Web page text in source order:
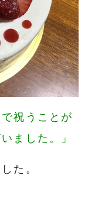
祝うことが
ました。」
た。